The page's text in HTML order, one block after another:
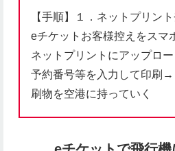
【手順】１．ネットプリン
eチケットお客様控えをスマ
ネットプリントにアップロ
予約番号等を入力して印刷
刷物を空港に持っていく